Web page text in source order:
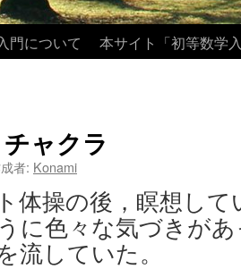
門について 本サイト「初等数学
ャクラ
者: Konami
体操の後，瞑想して
に色々な気づきが
流していた。